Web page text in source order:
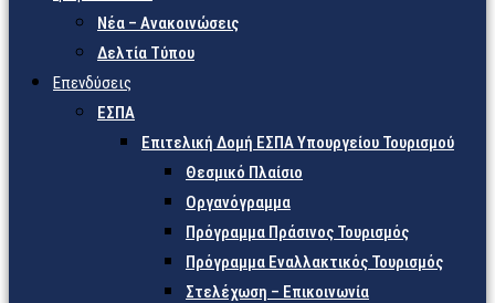
Νέα – Ανακοινώσεις
Δελτία Τύπου
Επενδύσεις
ΕΣΠΑ
Επιτελική Δομή ΕΣΠΑ Υπουργείου Τουρισμού
Θεσμικό Πλαίσιο
Οργανόγραμμα
Πρόγραμμα Πράσινος Τουρισμός
Πρόγραμμα Εναλλακτικός Τουρισμός
Στελέχωση – Επικοινωνία